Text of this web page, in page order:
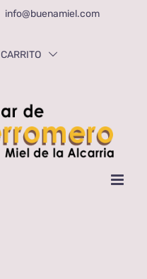
info@buenamiel.com
CARRITO